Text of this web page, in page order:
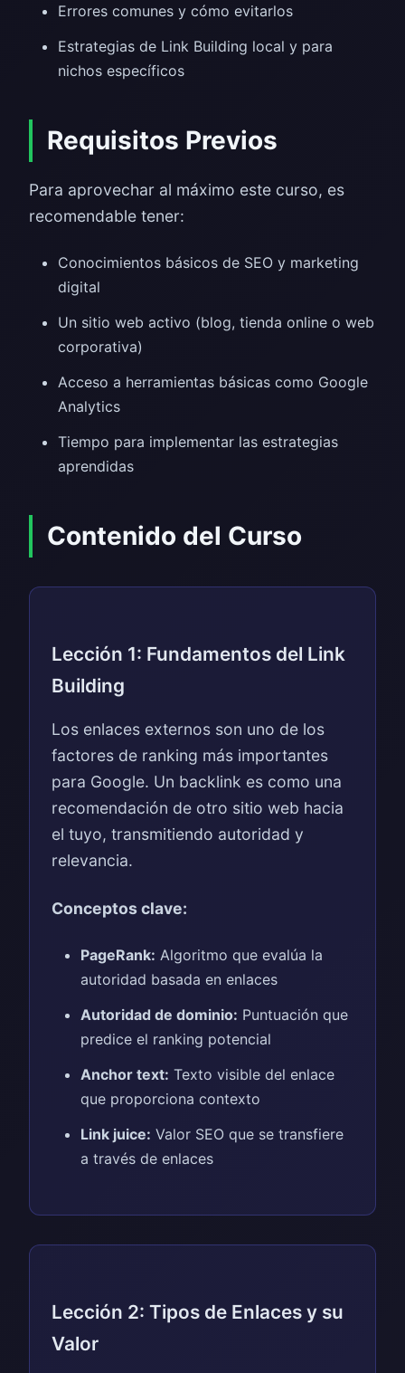
Errores comunes y cómo evitarlos
Estrategias de Link Building local y para
nichos específicos
Requisitos Previos
Para aprovechar al máximo este curso, es
recomendable tener:
Conocimientos básicos de SEO y marketing
digital
Un sitio web activo (blog, tienda online o web
corporativa)
Acceso a herramientas básicas como Google
Analytics
Tiempo para implementar las estrategias
aprendidas
Contenido del Curso
Lección 1: Fundamentos del Link
Building
Los enlaces externos son uno de los
factores de ranking más importantes
para Google. Un backlink es como una
recomendación de otro sitio web hacia
el tuyo, transmitiendo autoridad y
relevancia.
Conceptos clave:
PageRank: Algoritmo que evalúa la
autoridad basada en enlaces
Autoridad de dominio: Puntuación que
predice el ranking potencial
Anchor text: Texto visible del enlace
que proporciona contexto
Link juice: Valor SEO que se transfiere
a través de enlaces
Lección 2: Tipos de Enlaces y su
Valor